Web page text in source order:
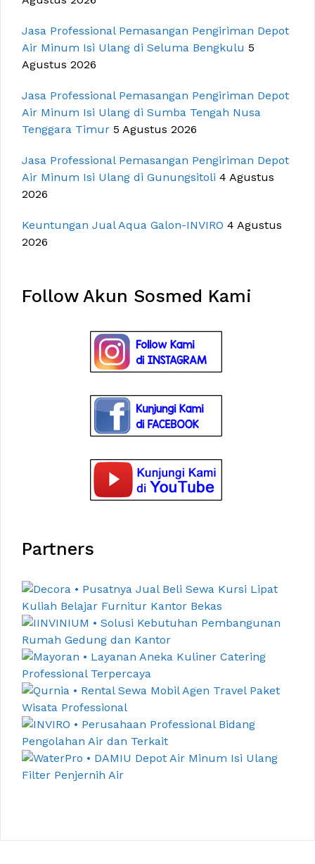
Jasa Professional Pemasangan Pengiriman Depot
Air Minum Isi Ulang di Seluma Bengkulu 5
Agustus 2026
Jasa Professional Pemasangan Pengiriman Depot
Air Minum Isi Ulang di Sumba Tengah Nusa
Tenggara Timur 5 Agustus 2026
Jasa Professional Pemasangan Pengiriman Depot
Air Minum Isi Ulang di Gunungsitoli 4 Agustus
2026
Keuntungan Jual Aqua Galon-INVIRO 4 Agustus
2026
Follow Akun Sosmed Kami
Partners